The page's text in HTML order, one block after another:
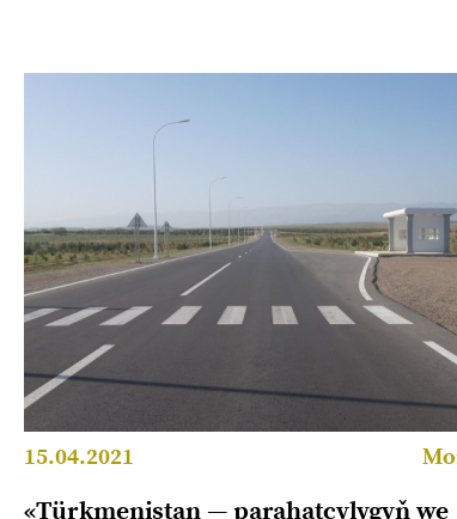
15.04.2021
«Türkmenistan — parahatçylygyň we